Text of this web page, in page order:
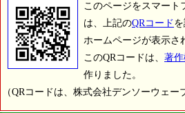
このページをスマート
は、上記のQRコード
ホームページが表示さ
このQRコードは、 著作
作りました。
（QRコードは、株式会社デンソーウェー